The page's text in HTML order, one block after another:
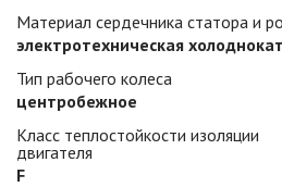
Материал сердечника статора и
электротехническая
Тип рабочего колеса
центробежное
Класс теплостойкости изоляции
двигателя
F